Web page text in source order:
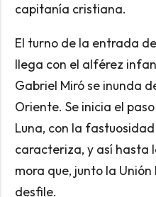
capitanía cristiana.
El turno de la entrada
llega con el alférez
Gabriel Miró se inunda
Oriente. Se inicia el
Luna, con la
caracteriza, y así hasta
mora que, junto la
desfile.